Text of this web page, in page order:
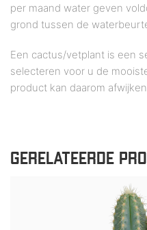
per maand water geven
grond tussen de
Een cactus/vetplant is een
selecteren voor u de
product kan daarom
GERELATEERDE